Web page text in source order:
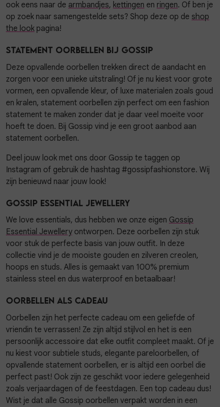
ook eens naar de armbandjes, kettingen en ringen. Of ben je
op zoek naar samengestelde sets? Shop deze op de shop
the look pagina!
Statement oorbellen bij Gossip
Deze opvallende oorbellen trekken direct de aandacht en
zorgen voor een unieke uitstraling! Of je nu kiest voor grote
vormen, een opvallende kleur, of luxe materialen zoals goud
en kralen, statement oorbellen zijn perfect om een fashion
statement te maken zonder dat je daar veel moeite voor
hoeft te doen. Bij Gossip vind je een groot aanbod aan
statement oorbellen.
Deel jouw look met ons door Gossip te taggen op
Instagram of gebruik de hashtag #gossipfashionstore. Wij
zijn benieuwd naar jouw look!
Gossip Essential Jewellery
We love essentials, dus hebben we onze eigen Gossip
Essential Jewellery ontworpen. Deze oorbellen zijn stuk
voor stuk de perfecte basis van jouw outfit. In deze
collectie vind je de mooiste gouden en zilveren creolen,
hoops en studs. Alles is gemaakt van 100% premium
stainless steel en dus waterproof en betaalbaar!
Oorbellen als cadeau
Oorbellen zijn het perfecte cadeau om een geliefde of
vriendin te verrassen! Ze zijn altijd stijlvol en het is een
persoonlijk accessoire dat elke outfit compleet maakt. Of je
nu kiest voor subtiele studs, elegante pareloorbellen, of
opvallende statement oorbellen, er is altijd een oorbel die
perfect past! Ook zijn ze geschikt voor iedere gelegenheid
zoals verjaardagen of de feestdagen. Een top cadeau dus!
Wist je dat alle Gossip oorbellen verpakt worden in een